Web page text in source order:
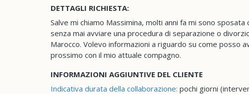
DETTAGLI RICHIESTA:
Salve mi chiamo Massimina, molti anni fa mi sono
senza mai avviare una procedura di separazione o
Marocco. Volevo informazioni a riguardo su come posso
prossimo con il mio attuale compagno.
INFORMAZIONI AGGIUNTIVE DEL CLIENTE
Indicativa durata della collaborazione: pochi giorni